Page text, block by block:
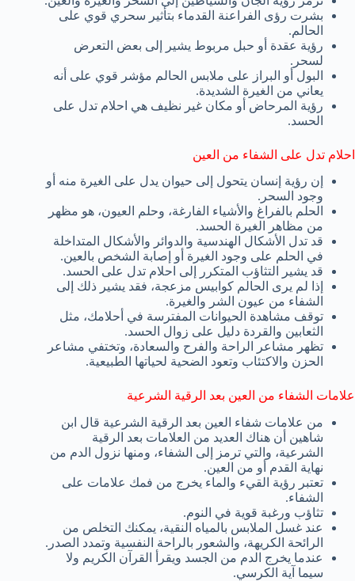
بشرت رؤى الفراعنة القدماء بتأثير سحري قوي على
الحالم.
رؤية عقدة أو حبل مربوط يشير إلى بعض التعرض
لسحر.
البول أو البراز على ملابس الحالم مؤشر قوي على أنه
يعاني من الغيرة الشديدة.
رؤية المرحاض أو مكان غير نظيف هي احلام تدل على
الحسد.
احلام تدل على الشفاء من العين
إن رؤية إنسان يتحول إلى حيوان يدل على الغيرة منه أو
وجود السحر.
الحلم بالفراغ والأشياء الفارغة، وحلم العيون، هو مظهر
من مظاهر الغيرة الحسد.
قد تدل الأشكال الهندسية والدوائر والأشكال المتداخلة
في الحلم على وجود الغيرة أو إصابة الشخص بالعين.
قد يشير التثاؤب المتكرر إلى احلام تدل على الحسد.
إذا لم يرى الحالم كوابيس مزعجة، فقد يشير ذلك إلى
الشفاء من عيون الشر والغيرة.
توقف مشاهدة الحيوانات المفترسة في أحلامك، مثل
الثعابين والقردة دليل على زوال الحسد.
تظهر مشاعر الراحة والفرح والسعادة، وتختفي مشاعر
الحزن والاكتئاب وتعود الضحية لحياتها الطبيعية.
علامات الشفاء من العين بعد الرقية الشرعية
من علامات شفاء العين بعد الرقية الشرعية قال ابن
شاهين أن هناك العديد من العلامات بعد الرقية
الشرعية، والتي ترمز إلى الشفاء، ومنها نزول الدم من
نهاية القدم أو من العين.
تعتبر رؤية القيء والماء يخرج من فمك علامات على
الشفاء.
تثاؤب ورغبة قوية في النوم.
عند غسل الملابس بالمياه النقية، يمكنك التخلص من
الرائحة الكريهة، والشعور بالراحة النفسية وتمدد الصدر.
عندما يخرج الدم من الجسد ويقرأ القرآن الكريم ولا
سيما آية الكرسي.